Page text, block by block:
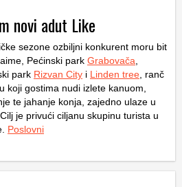
novi adut Like
sezone ozbiljni konkurent moru bit
Pećinski park Grabovača,
park Rizvan City i Linden tree, ranč
koji gostima nudi izlete kanuom,
te jahanje konja, zajedno ulaze u
je privući ciljanu skupinu turista u
Poslovni